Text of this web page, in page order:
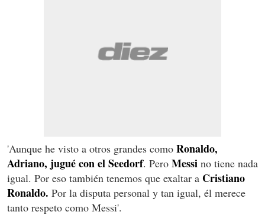
'Aunque he visto a otros grandes como Ronaldo,
Adriano, jugué con el Seedorf. Pero Messi no tiene nada
igual. Por eso también tenemos que exaltar a Cristiano
Ronaldo. Por la disputa personal y tan igual, él merece
tanto respeto como Messi'.